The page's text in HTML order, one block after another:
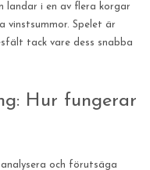
landar i en av flera korgar
vinstsummor. Spelet är
tack vare dess snabba
Hur fungerar
och förutsäga